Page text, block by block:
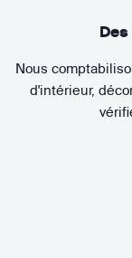
Nous
d'intérieur,